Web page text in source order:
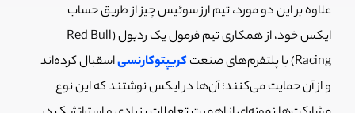
علاوه بر این دو مورد، تیم ارز سوئيس چیز از طریق حساب
ایکس خود، از همکاری تیم فرمول یک ردبول (Red Bull
Racing) با پلتفرم‌های صنعت
کریپتوکارنسیاسقبال کرده‌اند
و از آن حمایت می‌کنند؛ آن‌ها در ایکس نوشتند که این نوع